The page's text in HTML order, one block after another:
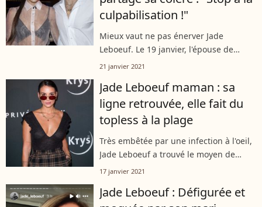
culpabilisation !"
Mieux vaut ne pas énerver Jade
Leboeuf. Le 19 janvier, l'épouse de
Stéphane Rodrigues a reçu des
sur Instagram, après avoir évoqué sa
non d'agrandir...
21 janvier 2021
Jade Leboeuf maman : sa
ligne retrouvée, elle fait du
topless à la plage
Très embêtée par une infection à l'oeil,
Jade Leboeuf a trouvé le moyen de
profiter de son séjour dans les Antilles
dévoilé en story Instagram...
17 janvier 2021
Jade Leboeuf : Défigurée et